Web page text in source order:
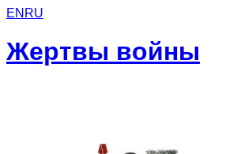
EN RU
Жертвы войны